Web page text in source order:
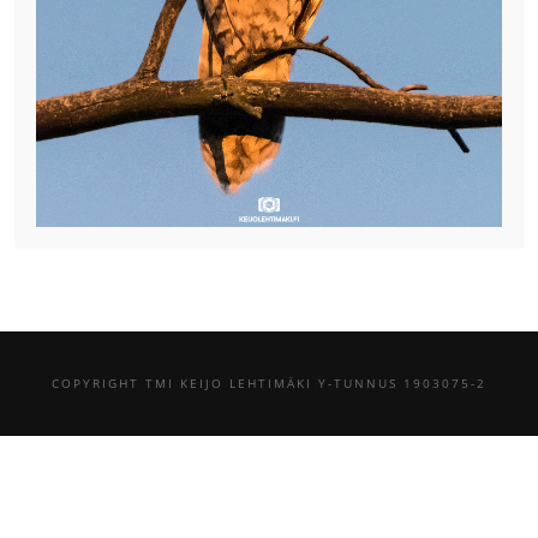
COPYRIGHT TMI KEIJO LEHTIMÄKI Y-TUNNUS 1903075-2